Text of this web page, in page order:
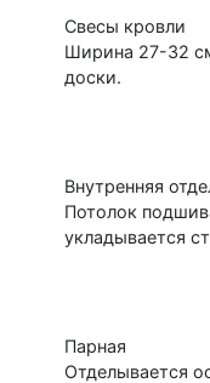
Свесы кровли
Ширина 27-32
доски.
Внутренняя
Потолок
укладывается
Парная
Отделывается